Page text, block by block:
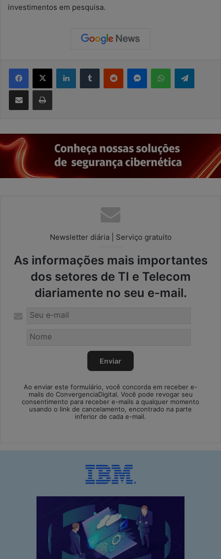
investimentos em pesquisa.
Newsletter diária | Serviço gratuito
As informações mais importantes
dos setores de TI e Telecom
diariamente no seu e-mail.
Ao enviar este formulário, você concorda em receber e-
mails do ConvergenciaDigital. Você pode revogar seu
consentimento para receber e-mails a qualquer momento
usando o link de cancelamento, encontrado na parte
inferior de cada e-mail.